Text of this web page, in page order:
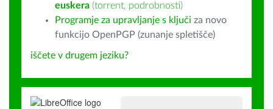
euskera (torrent, podrobnosti)
Programje za upravljanje s ključi za novo
funkcijo OpenPGP (zunanje spletišče)
iščete v drugem jeziku?